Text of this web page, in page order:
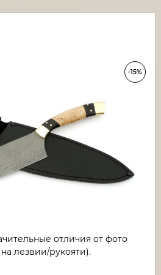
-15%
отличия от фото
лезвии/рукояти).